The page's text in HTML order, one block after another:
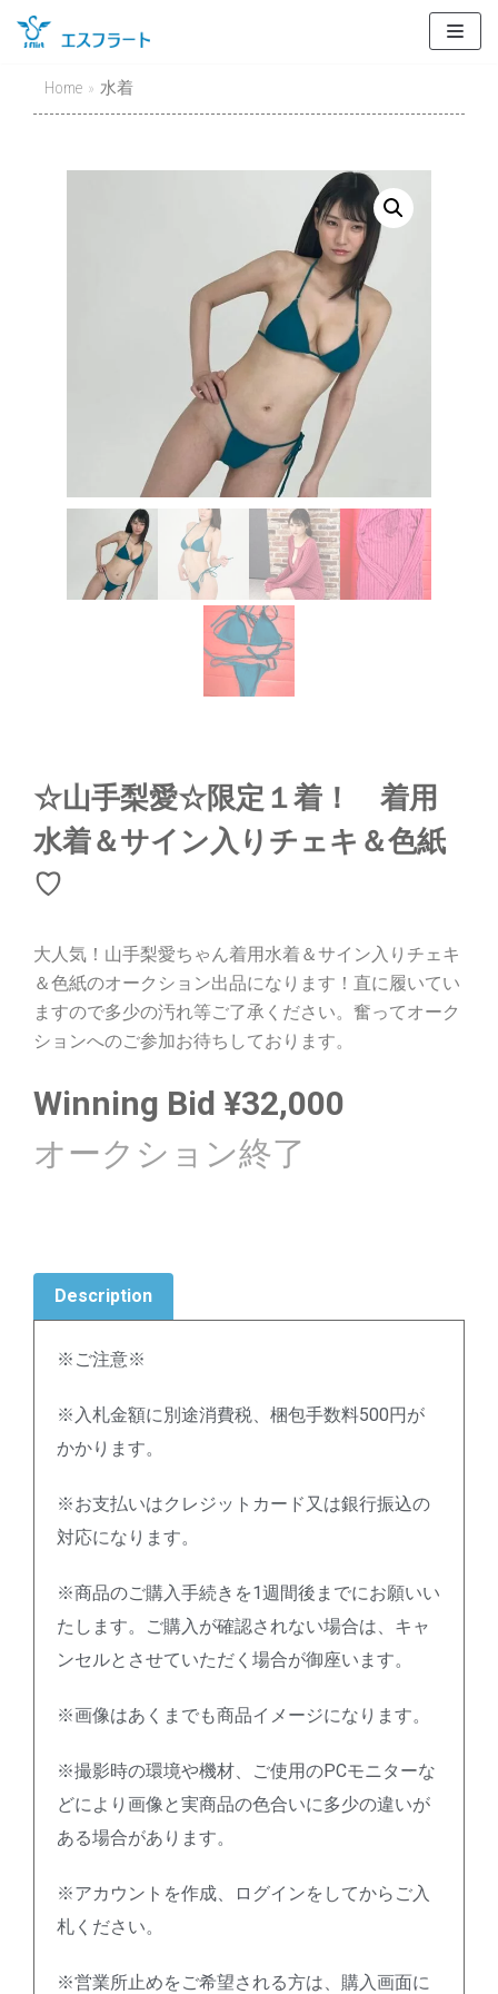
Skip
to
content
Home » 水着
☆山手梨愛☆限定１着！ 着用
水着＆サイン入りチェキ＆色紙
♡
大人気！山手梨愛ちゃん着用水着＆サイン入りチェキ
＆色紙のオークション出品になります！直に履いてい
ますので多少の汚れ等ご了承ください。奮ってオーク
ションへのご参加お待ちしております。
Winning Bid ¥32,000
Description
※ご注意※
※入札金額に別途消費税、梱包手数料500円が
かかります。
※お支払いはクレジットカード又は銀行振込の
対応になります。
※商品のご購入手続きを1週間後までにお願いい
たします。ご購入が確認されない場合は、キャ
ンセルとさせていただく場合が御座います。
※画像はあくまでも商品イメージになります。
※撮影時の環境や機材、ご使用のPCモニターな
どにより画像と実商品の色合いに多少の違いが
ある場合があります。
※アカウントを作成、ログインをしてからご入
札ください。
※営業所止めをご希望される方は、購入画面に